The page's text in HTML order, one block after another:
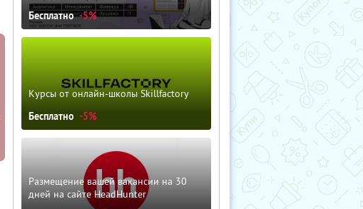
Бесплатно -5%
Курсы от онлайн-школы Skillfactory
Бесплатно -5%
Размещение вашей вакансии на 30
дней на сайте HeadHunter